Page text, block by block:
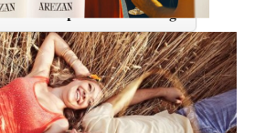
ca sursă preferată în Google